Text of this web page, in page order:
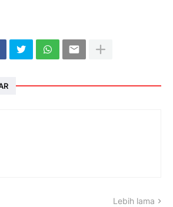
Lebih lama